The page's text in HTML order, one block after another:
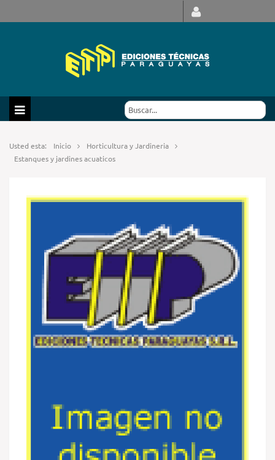
Usted esta: Inicio
Horticultura y Jardineria
Estanques y jardines acuaticos